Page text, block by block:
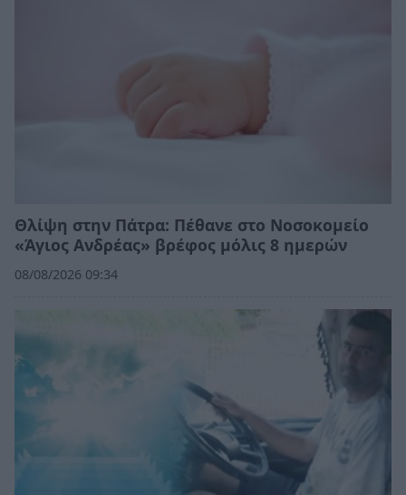
Θλίψη στην Πάτρα: Πέθανε στο Νοσοκομείο
«Άγιος Ανδρέας» βρέφος μόλις 8 ημερών
08/08/2026 09:34